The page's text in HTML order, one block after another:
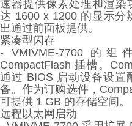
速器提供像素处理和渲染
达 1600 x 1200 的显示分
出通过前面板提供。
紧凑型闪存
- VMIVME-7700 的组
CompactFlash 插槽。
通过 BIOS 启动设备设置
备。作为订购选件，
可提供 1 GB 的存储空间。
远程以太网启动